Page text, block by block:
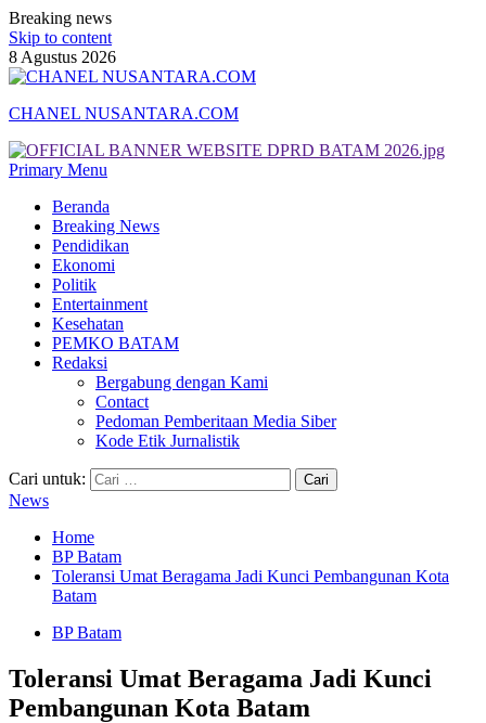
Breaking news
Skip to content
8 Agustus 2026
CHANEL NUSANTARA.COM
Primary Menu
Beranda
Breaking News
Pendidikan
Ekonomi
Politik
Entertainment
Kesehatan
PEMKO BATAM
Redaksi
Bergabung dengan Kami
Contact
Pedoman Pemberitaan Media Siber
Kode Etik Jurnalistik
Cari untuk:
News
Home
BP Batam
Toleransi Umat Beragama Jadi Kunci Pembangunan Kota
Batam
BP Batam
Toleransi Umat Beragama Jadi Kunci
Pembangunan Kota Batam